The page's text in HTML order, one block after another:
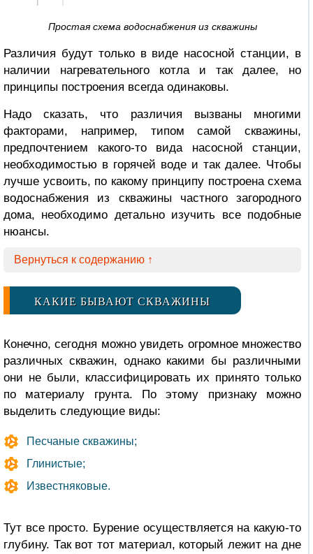
Простая схема водоснабжения из скважины
Различия будут только в виде насосной станции, в
наличии нагревательного котла и так далее, но
принципы построения всегда одинаковы.
Надо сказать, что различия вызваны многими
факторами, например, типом самой скважины,
предпочтением какого-то вида насосной станции,
необходимостью в горячей воде и так далее. Чтобы
лучше усвоить, по какому принципу построена схема
водоснабжения из скважины частного загородного
дома, необходимо детально изучить все подобные
нюансы.
Вернуться к содержанию ↑
КАКИЕ БЫВАЮТ СКВАЖИНЫ
Конечно, сегодня можно увидеть огромное множество
различных скважин, однако какими бы различными
они не были, классифицировать их принято только
по материалу грунта. По этому признаку можно
выделить следующие виды:
Песчаные скважины;
Глинистые;
Известняковые.
Тут все просто. Бурение осуществляется на какую-то
глубину. Так вот тот материал, который лежит на дне